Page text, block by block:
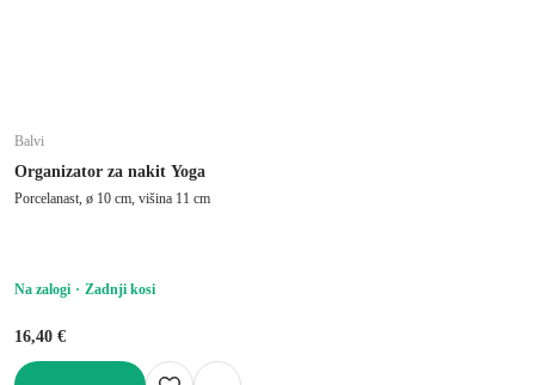
Balvi
Organizator za nakit Yoga
Porcelanast, ø 10 cm, višina 11 cm
Na zalogi Zadnji kosi
16,40 €